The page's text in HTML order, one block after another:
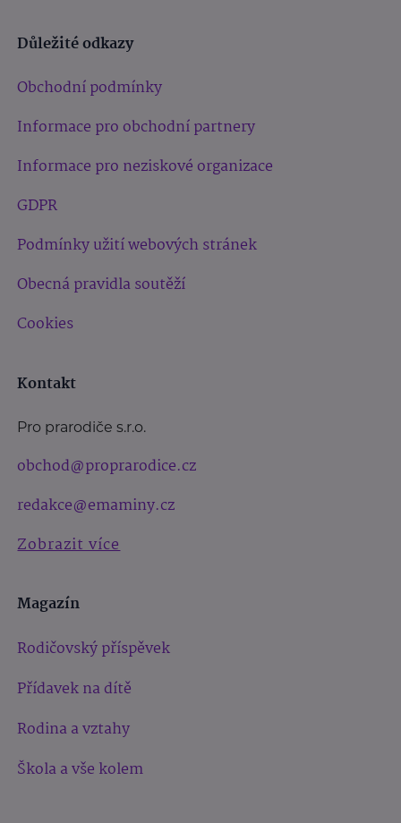
Důležité odkazy
Obchodní podmínky
Informace pro obchodní partnery
Informace pro neziskové organizace
GDPR
Podmínky užití webových stránek
Obecná pravidla soutěží
Cookies
Kontakt
Pro prarodiče s.r.o.
obchod@proprarodice.cz
redakce@emaminy.cz
Zobrazit více
Magazín
Rodičovský příspěvek
Přídavek na dítě
Rodina a vztahy
Škola a vše kolem